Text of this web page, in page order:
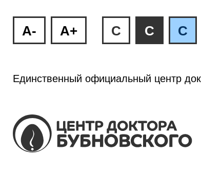
A- A+ C C C
Единственный официальный центр